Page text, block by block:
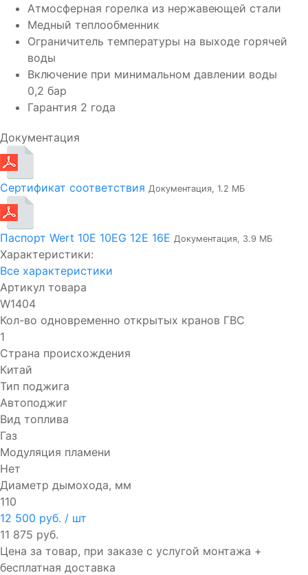
Атмосферная горелка из нержавеющей стали
Медный теплообменник
Ограничитель температуры на выходе горячей
воды
Включение при минимальном давлении воды
0,2 бар
Гарантия 2 года
Документация
Сертификат соответствия Документация, 1.2 МБ
Паспорт Wert 10E 10EG 12E 16E Документация, 3.9 МБ
Характеристики:
Все характеристики
Артикул товара
W1404
Кол-во одновременно открытых кранов ГВС
1
Страна происхождения
Китай
Тип поджига
Автоподжиг
Вид топлива
Газ
Модуляция пламени
Нет
Диаметр дымохода, мм
110
12 500 руб. / шт
11 875 руб.
Цена за товар, при заказе с услугой монтажа +
бесплатная доставка